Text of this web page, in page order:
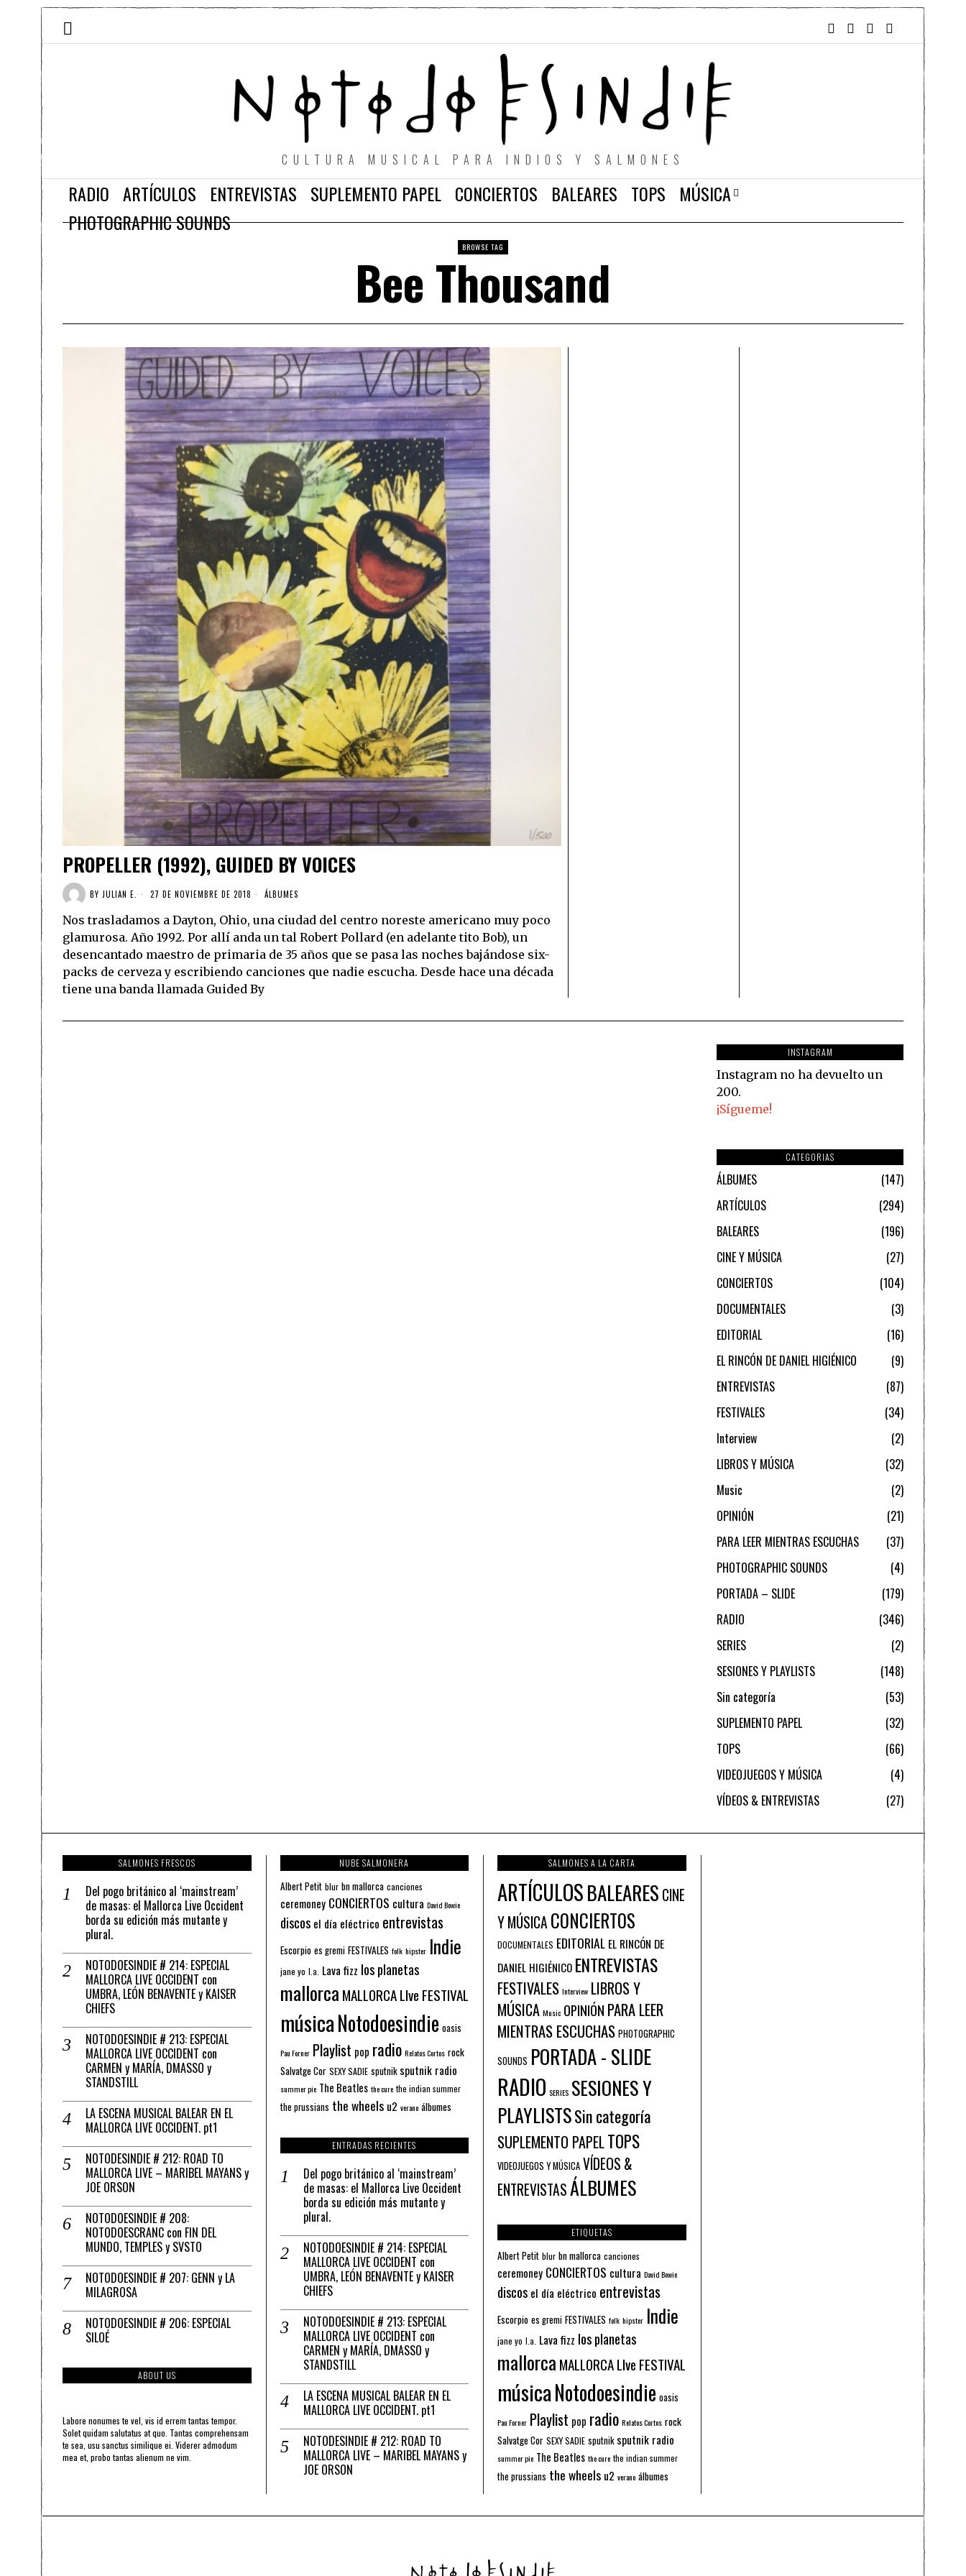
CULTURA MUSICAL PARA INDIOS Y SALMONES
RADIO ARTÍCULOS ENTREVISTAS SUPLEMENTO PAPEL CONCIERTOS BALEARES TOPS
MÚSICA
PHOTOGRAPHIC SOUNDS
BROWSE TAG
Bee Thousand
PROPELLER (1992), GUIDED BY VOICES
BY JULIAN E. 27 DE NOVIEMBRE DE 2018 ÁLBUMES
Nos trasladamos a Dayton, Ohio, una ciudad del centro noreste americano muy poco
glamurosa. Año 1992. Por allí anda un tal Robert Pollard (en adelante tito Bob), un
desencantado maestro de primaria de 35 años que se pasa las noches bajándose six-
packs de cerveza y escribiendo canciones que nadie escucha. Desde hace una década
tiene una banda llamada Guided By
INSTAGRAM
Instagram no ha devuelto un
200.
¡Sígueme!
CATEGORIAS
ÁLBUMES
147
ARTÍCULOS
294
BALEARES
196
CINE Y MÚSICA
27
CONCIERTOS
104
DOCUMENTALES
3
EDITORIAL
16
EL RINCÓN DE DANIEL HIGIÉNICO
9
ENTREVISTAS
87
FESTIVALES
34
Interview
2
LIBROS Y MÚSICA
32
Music
2
OPINIÓN
21
PARA LEER MIENTRAS ESCUCHAS
37
PHOTOGRAPHIC SOUNDS
4
PORTADA – SLIDE
179
RADIO
346
SERIES
2
SESIONES Y PLAYLISTS
148
Sin categoría
53
SUPLEMENTO PAPEL
32
TOPS
66
VIDEOJUEGOS Y MÚSICA
4
VÍDEOS & ENTREVISTAS
27
SALMONES FRESCOS
Del pogo británico al ‘mainstream’
de masas: el Mallorca Live Occident
borda su edición más mutante y
plural.
NOTODOESINDIE # 214: ESPECIAL
MALLORCA LIVE OCCIDENT con
UMBRA, LEÓN BENAVENTE y KAISER
CHIEFS
NOTODOESINDIE # 213: ESPECIAL
MALLORCA LIVE OCCIDENT con
CARMEN y MARÍA, DMASSO y
STANDSTILL
LA ESCENA MUSICAL BALEAR EN EL
MALLORCA LIVE OCCIDENT. pt1
NOTODESINDIE # 212: ROAD TO
MALLORCA LIVE – MARIBEL MAYANS y
JOE ORSON
NOTODOESINDIE # 208:
NOTODOESCRANC con FIN DEL
MUNDO, TEMPLES y SVSTO
NOTODOESINDIE # 207: GENN y LA
MILAGROSA
NOTODOESINDIE # 206: ESPECIAL
SILOÉ
ABOUT US
Labore nonumes te vel, vis id errem tantas tempor.
Solet quidam salutatus at quo. Tantas comprehensam
te sea, usu sanctus similique ei. Viderer admodum
mea et, probo tantas alienum ne vim.
NUBE SALMONERA
Albert Petit blur bn mallorca canciones
ceremoney CONCIERTOS cultura David Bowie
discos el día eléctrico entrevistas
Escorpio es gremi FESTIVALES folk hipster Indie
jane yo l.a. Lava fizz los planetas
mallorca MALLORCA LIve FESTIVAL
músicaNotodoesindie oasis
Pau Forner Playlist pop radio Relatos Cortos rock
Salvatge Cor SEXY SADIE sputnik sputnik radio
summer pie The Beatles the cure the indian summer
the prussians the wheels u2 verano álbumes
ENTRADAS RECIENTES
Del pogo británico al ‘mainstream’
de masas: el Mallorca Live Occident
borda su edición más mutante y
plural.
NOTODOESINDIE # 214: ESPECIAL
MALLORCA LIVE OCCIDENT con
UMBRA, LEÓN BENAVENTE y KAISER
CHIEFS
NOTODOESINDIE # 213: ESPECIAL
MALLORCA LIVE OCCIDENT con
CARMEN y MARÍA, DMASSO y
STANDSTILL
LA ESCENA MUSICAL BALEAR EN EL
MALLORCA LIVE OCCIDENT. pt1
NOTODESINDIE # 212: ROAD TO
MALLORCA LIVE – MARIBEL MAYANS y
JOE ORSON
SALMONES A LA CARTA
ARTÍCULOSBALEARES CINE
Y MÚSICA CONCIERTOS
DOCUMENTALES EDITORIAL EL RINCÓN DE
DANIEL HIGIÉNICO ENTREVISTAS
FESTIVALES Interview LIBROS Y
MÚSICA Music OPINIÓN PARA LEER
MIENTRAS ESCUCHAS PHOTOGRAPHIC
SOUNDS PORTADA - SLIDE
RADIO SERIES SESIONES Y
PLAYLISTSSin categoría
SUPLEMENTO PAPELTOPS
VIDEOJUEGOS Y MÚSICA VÍDEOS &
ENTREVISTASÁLBUMES
ETIQUETAS
Albert Petit blur bn mallorca canciones
ceremoney CONCIERTOS cultura David Bowie
discos el día eléctrico entrevistas
Escorpio es gremi FESTIVALES folk hipster Indie
jane yo l.a. Lava fizz los planetas
mallorca MALLORCA LIve FESTIVAL
músicaNotodoesindie oasis
Pau Forner Playlist pop radio Relatos Cortos rock
Salvatge Cor SEXY SADIE sputnik sputnik radio
summer pie The Beatles the cure the indian summer
the prussians the wheels u2 verano álbumes